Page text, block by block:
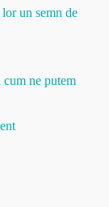
un semn de
ne putem